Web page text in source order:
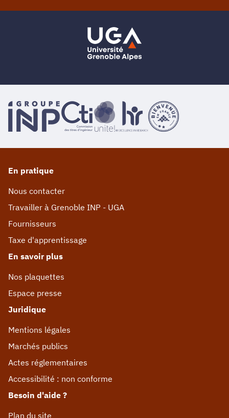
En pratique
Nous contacter
Travailler à Grenoble INP - UGA
Fournisseurs
Taxe d'apprentissage
En savoir plus
Nos plaquettes
Espace presse
Juridique
Mentions légales
Marchés publics
Actes réglementaires
Accessibilité : non conforme
Besoin d'aide ?
Plan du site